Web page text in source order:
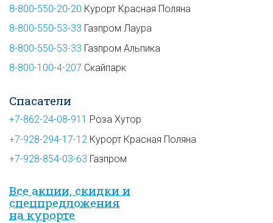
8-800-550-20-20 Курорт Красная Поляна
8-800-550-53-33 Газпром Лаура
8-800-550-53-33 Газпром Альпика
8-800-100-4-207 Скайпарк
Спасатели
+7-862-24-08-911 Роза Хутор
+7-928-294-17-12 Курорт Красная Поляна
+7-928-854-03-63 Газпром
Все акции, скидки и
спец­предложе­ния
на курорте